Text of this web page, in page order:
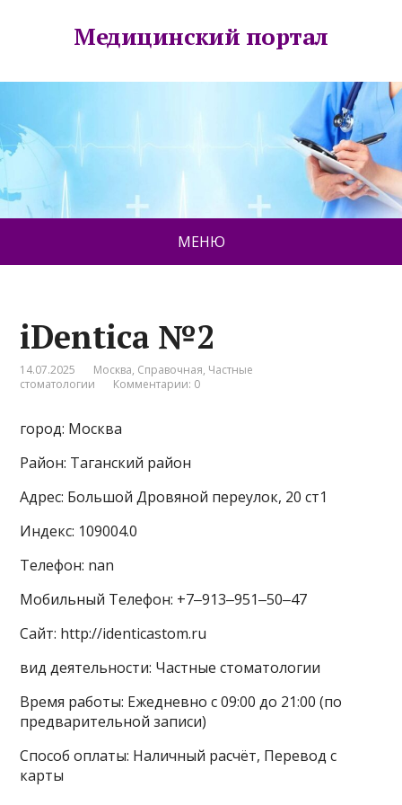
Медицинский портал
МЕНЮ
iDentica №2
14.07.2025 Москва, Справочная, Частные
стоматологии
Комментарии: 0
город: Москва
Район: Таганский район
Адрес: Большой Дровяной переулок, 20 ст1
Индекс: 109004.0
Телефон: nan
Мобильный Телефон: +7‒913‒951‒50‒47
Сайт: http://identicastom.ru
вид деятельности: Частные стоматологии
Время работы: Ежедневно с 09:00 до 21:00 (по
предварительной записи)
Способ оплаты: Наличный расчёт, Перевод с
карты